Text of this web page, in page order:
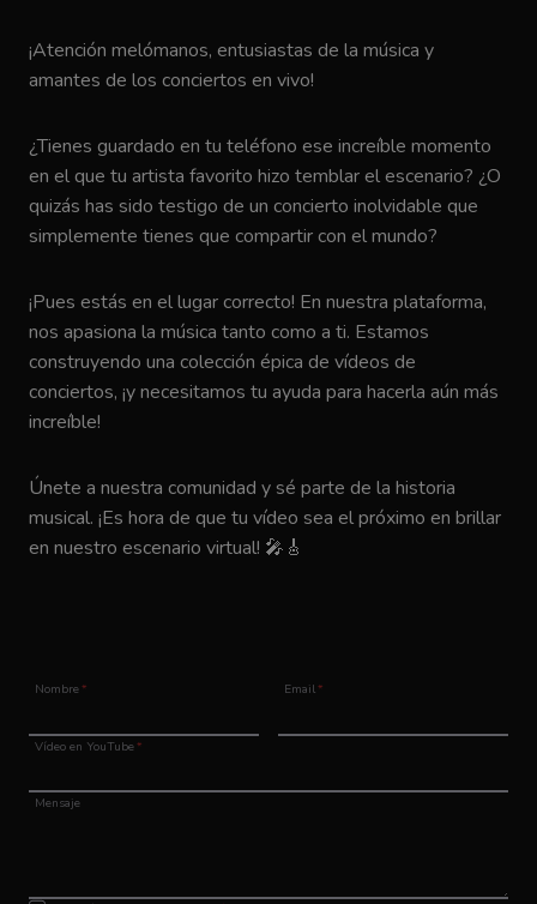
¡Atención melómanos, entusiastas de la música y
amantes de los conciertos en vivo!
¿Tienes guardado en tu teléfono ese increíble momento
en el que tu artista favorito hizo temblar el escenario? ¿O
quizás has sido testigo de un concierto inolvidable que
simplemente tienes que compartir con el mundo?
¡Pues estás en el lugar correcto! En nuestra plataforma,
nos apasiona la música tanto como a ti. Estamos
construyendo una colección épica de vídeos de
conciertos, ¡y necesitamos tu ayuda para hacerla aún más
increíble!
Únete a nuestra comunidad y sé parte de la historia
musical. ¡Es hora de que tu vídeo sea el próximo en brillar
en nuestro escenario virtual! 🎤🎸
Nombre* Email*
Vídeo en YouTube*
Mensaje